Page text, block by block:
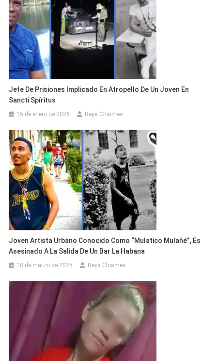
Jefe De Prisiones Implicado En Atropello De Un Joven En
Sancti Spíritus
15 de enero de 2026 Repa Chismes
Joven Artista Urbano Conocido Como “Mulatico Mulañé”, Es
Asesinado A La Salida De Un Bar La Habana
18 de marzo de 2025 Repa Chismes